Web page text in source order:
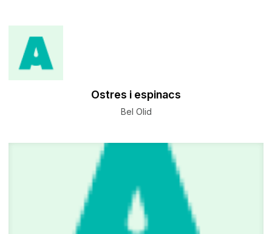
Ostres i espinacs
Bel Olid